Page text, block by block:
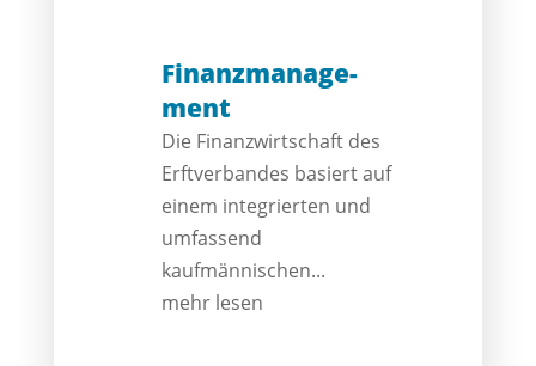
Finanz­manage­
ment
Die Finanzwirtschaft des
Erftverbandes basiert auf
einem integrierten und
umfassend
kaufmännischen...
mehr lesen